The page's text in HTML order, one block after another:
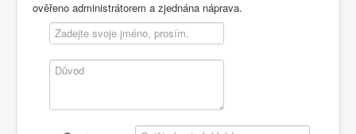
ověřeno administrátorem a zjednána náprava.